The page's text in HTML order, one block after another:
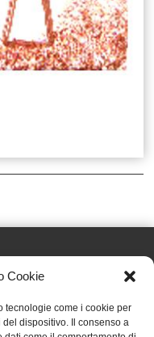
Cookie
tecnologie come i cookie per
dispositivo. Il consenso a
SAS